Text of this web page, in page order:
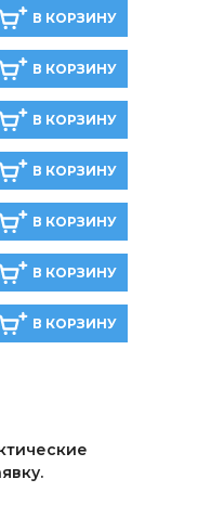
В КОРЗИНУ
В КОРЗИНУ
В КОРЗИНУ
В КОРЗИНУ
В КОРЗИНУ
В КОРЗИНУ
В КОРЗИНУ